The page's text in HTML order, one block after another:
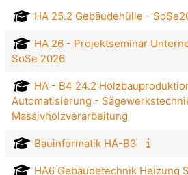
HA 25.2 Gebäudehülle -
HA 26 - Projektseminar
SoSe 2026
HA - B4 24.2
Automatisierung -
Massivholzverarbeitung
Bauinformatik HA-B3
HA6 Gebäudetechnik Heizung